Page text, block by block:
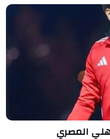
المصري